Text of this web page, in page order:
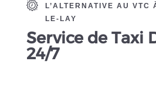
L’ALTERNATIVE AU VTC
LE-LAY
Service de Taxi
24/7